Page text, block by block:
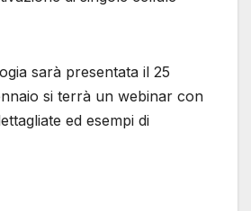
sarà presentata il 25
si terrà un webinar con
ed esempi di